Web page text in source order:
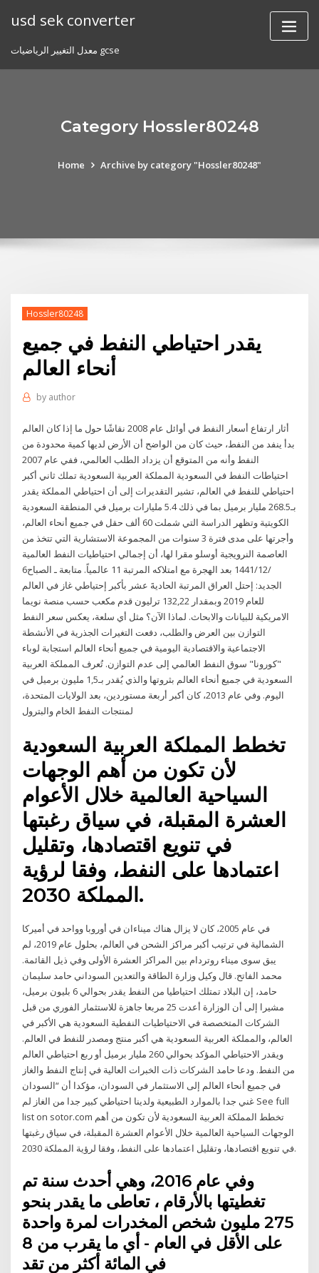
usd sek converter
معدل التغيير الرياضيات gcse
Category Hossler80248
Home Archive by category "Hossler80248"
Hossler80248
يقدر احتياطي النفط في جميع
أنحاء العالم
by author
أثار ارتفاع أسعار النفط في أوائل عام 2008 نقاشًا حول ما إذا كان العالم
بدأ ينفد من النفط، حيث كان من الواضح أن الأرض لديها كمية محدودة من
النفط وأنه من المتوقع أن يزداد الطلب العالمي، ففي عام 2007
احتياطات النفط في السعودية المملكة العربية السعودية تملك ثاني أكبر
احتياطي للنفط في العالم، تشير التقديرات إلى أن احتياطي المملكة يقدر
بـ268.5 مليار برميل بما في ذلك 5.4 مليارات برميل في المنطقة السعودية
الكويتية وتظهر الدراسة التي شملت 60 ألف حقل في جميع أنحاء العالم،
وأجرتها على مدى فترة 3 سنوات من المجموعة الاستشارية التي تتخذ من
العاصمة النرويجية أوسلو مقرا لها، أن إجمالي احتياطيات النفط العالمية
6‏‏/12‏‏/1441 بعد الهجرة مع امتلاكه المرتبة 11 عالمياً. متابعة ـ الصباح
الجديد: إحتل العراق المرتبة الحاديةَ عشر بأكبر إحتياطي غاز في العالم
للعام 2019 وبمقدار 132,22 ترليون قدم مكعب حسب منصة نويما
الامريكية للبيانات والابحاث. لماذا الآن؟ مثل أي سلعة، يعكس سعر النفط
التوازن بين العرض والطلب، دفعت التغيرات الجذرية في الأنشطة
الاجتماعية والاقتصادية اليومية في جميع أنحاء العالم استجابة لوباء
"كورونا" سوق النفط العالمي إلى عدم التوازن. تُعرف المملكة العربية
السعودية في جميع أنحاء العالم بثروتها والذي يُقدر بـ1,5 مليون برميل في
اليوم. وفي عام 2013، كان أكبر أربعة مستوردين، بعد الولايات المتحدة،
لمنتجات النفط الخام والبترول
تخطط المملكة العربية السعودية
لأن تكون من أهم الوجهات
السياحية العالمية خلال الأعوام
العشرة المقبلة، في سياق رغبتها
في تنويع اقتصادها، وتقليل
اعتمادها على النفط، وفقا لرؤية
المملكة 2030.
في عام 2005، كان لا يزال هناك ميناءان في أوروبا وواحد في أميركا
الشمالية في ترتيب أكبر مراكز الشحن في العالم، بحلول عام 2019، لم
يبق سوى ميناء روتردام بين المراكز العشرة الأولى وفي ذيل القائمة.
محمد الفاتح. قال وكيل وزارة الطاقة والتعدين السوداني حامد سليمان
حامد، إن البلاد تمتلك احتياطيا من النفط يقدر بحوالي 6 بليون برميل،
مشيرا إلى أن الوزارة أعدت 25 مربعا جاهزة للاستثمار الفوري من قبل
الشركات المتخصصة في الاحتياطيات النفطية السعودية هي الأكبر في
العالم، والمملكة العربية السعودية هي أكبر منتج ومصدر للنفط في العالم.
ويقدر الاحتياطي المؤكد بحوالي 260 مليار برميل أو ربع احتياطي العالم
من النفط. ودعا حامد الشركات ذات الخبرات العالية في إنتاج النفط والغاز
في جميع أنحاء العالم إلى الاستثمار في السودان، مؤكدا أن “السودان
غني جدا بالموارد الطبيعية ولدينا احتياطي كبير جدا من الغاز لم See full
list on sotor.com تخطط المملكة العربية السعودية لأن تكون من أهم
الوجهات السياحية العالمية خلال الأعوام العشرة المقبلة، في سياق رغبتها
في تنويع اقتصادها، وتقليل اعتمادها على النفط، وفقا لرؤية المملكة 2030.
وفي عام 2016، وهي أحدث سنة تم
تغطيتها بالأرقام ، تعاطى ما يقدر بنحو
275 مليون شخص المخدرات لمرة واحدة
على الأقل في العام - أي ما يقرب من 8
في المائة أكثر من تقد